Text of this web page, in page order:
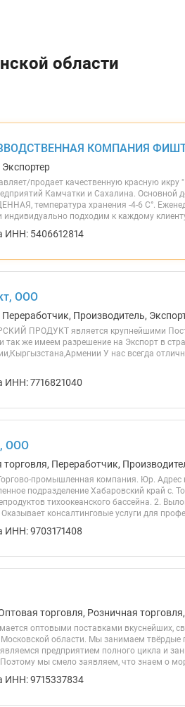
области
КОМПАНИЯ
продает качественную красную
Камчатки и Сахалина. Основной
температура хранения -4-6 С°.
индивидуально подходим к каждому
ИНН: 5406612814
ООО
Производитель,
ПРОДУКТ является крупнейшими
так же имеем разрешение на Экспорт в
У нас всегда
ИНН: 7716821040
ООО
Переработчик,
промышленная компания. Юр.
подразделение Хабаровский край с.
тихоокеанского бассейна. 2.
консалтинговые услуги для
ИНН: 9703171408
торговля, Розничная
оптовыми поставками вкуснейших,
области. Мы занимаем твёрдые
предприятием полного цикла и
мы смело заявляем, что знаем о
ИНН: 9715337834